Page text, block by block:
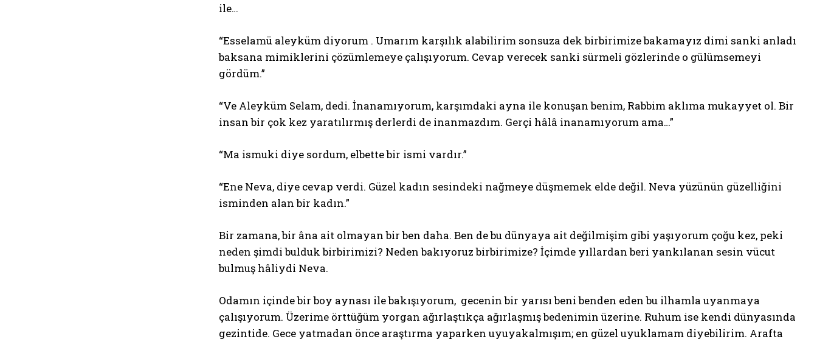
ile…
“Esselamü aleyküm diyorum . Umarım karşılık alabilirim sonsuza dek birbirimize bakamayız dimi sanki anladı
baksana mimiklerini çözümlemeye çalışıyorum. Cevap verecek sanki sürmeli gözlerinde o gülümsemeyi
gördüm.”
“Ve Aleyküm Selam, dedi. İnanamıyorum, karşımdaki ayna ile konuşan benim, Rabbim aklıma mukayyet ol. Bir
insan bir çok kez yaratılırmış derlerdi de inanmazdım. Gerçi hâlâ inanamıyorum ama…”
“Ma ismuki diye sordum, elbette bir ismi vardır.”
“Ene Neva, diye cevap verdi. Güzel kadın sesindeki nağmeye düşmemek elde değil. Neva yüzünün güzelliğini
isminden alan bir kadın.”
Bir zamana, bir âna ait olmayan bir ben daha. Ben de bu dünyaya ait değilmişim gibi yaşıyorum çoğu kez, peki
neden şimdi bulduk birbirimizi? Neden bakıyoruz birbirimize? İçimde yıllardan beri yankılanan sesin vücut
bulmuş hâliydi Neva.
Odamın içinde bir boy aynası ile bakışıyorum, gecenin bir yarısı beni benden eden bu ilhamla uyanmaya
çalışıyorum. Üzerime örttüğüm yorgan ağırlaştıkça ağırlaşmış bedenimin üzerine. Ruhum ise kendi dünyasında
gezintide. Gece yatmadan önce araştırma yaparken uyuyakalmışım; en güzel uyuklamam diyebilirim. Arafta